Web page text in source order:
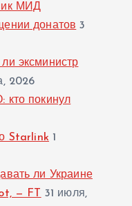
МИД
донатов 3
эксминистр
2026
кто покинул
Starlink 1
ли Украине
— FT
31 июля,